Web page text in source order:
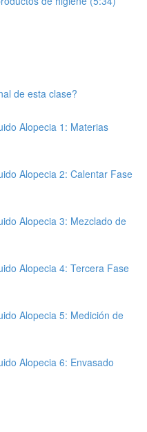
de esta clase?
Alopecia 1: Materias
Alopecia 2: Calentar Fase
Alopecia 3: Mezclado de
Alopecia 4: Tercera Fase
Alopecia 5: Medición de
Alopecia 6: Envasado